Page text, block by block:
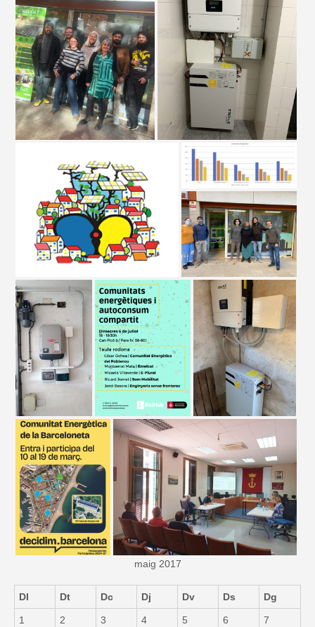
maig 2017
Dl Dt Dc Dj Dv Ds Dg
1 2 3 4 5 6 7